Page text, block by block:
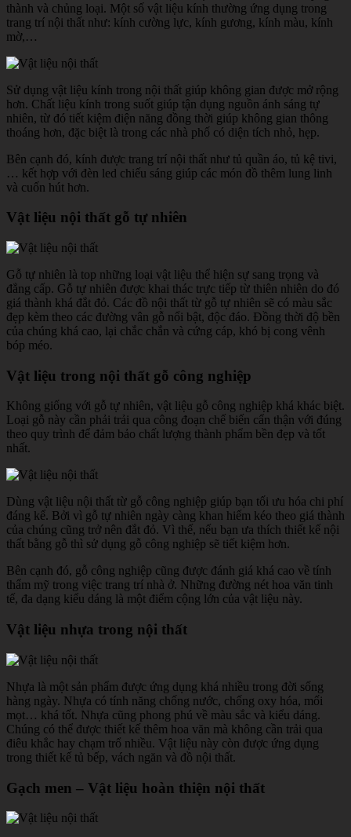
thành và chủng loại. Một số vật liệu kính thường ứng dụng trong
trang trí nội thất như: kính cường lực, kính gương, kính màu, kính
mờ,…
Sử dụng vật liệu kính trong nội thất giúp không gian được mở rộng
hơn. Chất liệu kính trong suốt giúp tận dụng nguồn ánh sáng tự
nhiên, từ đó tiết kiệm điện năng đồng thời giúp không gian thông
thoáng hơn, đặc biệt là trong các nhà phố có diện tích nhỏ, hẹp.
Bên cạnh đó, kính được trang trí nội thất như tủ quần áo, tủ kệ tivi,
… kết hợp với đèn led chiếu sáng giúp các món đồ thêm lung linh
và cuốn hút hơn.
Vật liệu nội thất gỗ tự nhiên
Gỗ tự nhiên là top những loại vật liệu thể hiện sự sang trọng và
đẳng cấp. Gỗ tự nhiên được khai thác trực tiếp từ thiên nhiên do đó
giá thành khá đắt đỏ. Các đồ nội thất từ gỗ tự nhiên sẽ có màu sắc
đẹp kèm theo các đường vân gỗ nổi bật, độc đáo. Đồng thời độ bền
của chúng khá cao, lại chắc chắn và cứng cáp, khó bị cong vênh
bóp méo.
Vật liệu trong nội thất gỗ công nghiệp
Không giống với gỗ tự nhiên, vật liệu gỗ công nghiệp khá khác biệt.
Loại gỗ này cần phải trải qua công đoạn chế biến cẩn thận với đúng
theo quy trình để đảm bảo chất lượng thành phẩm bền đẹp và tốt
nhất.
Dùng vật liệu nội thất từ gỗ công nghiệp giúp bạn tối ưu hóa chi phí
đáng kể. Bởi vì gỗ tự nhiên ngày càng khan hiếm kéo theo giá thành
của chúng cũng trở nên đắt đỏ. Vì thế, nếu bạn ưa thích thiết kế nội
thất bằng gỗ thì sử dụng gỗ công nghiệp sẽ tiết kiệm hơn.
Bên cạnh đó, gỗ công nghiệp cũng được đánh giá khá cao về tính
thẩm mỹ trong việc trang trí nhà ở. Những đường nét hoa văn tinh
tế, đa dạng kiểu dáng là một điểm cộng lớn của vật liệu này.
Vật liệu nhựa trong nội thất
Nhựa là một sản phẩm được ứng dụng khá nhiều trong đời sống
hàng ngày. Nhựa có tính năng chống nước, chống oxy hóa, mối
mọt… khá tốt. Nhựa cũng phong phú về màu sắc và kiểu dáng.
Chúng có thể được thiết kế thêm hoa văn mà không cần trải qua
điêu khắc hay chạm trổ nhiều. Vật liệu này còn được ứng dụng
trong thiết kế tủ bếp, vách ngăn và đồ nội thất.
Gạch men – Vật liệu hoàn thiện nội thất